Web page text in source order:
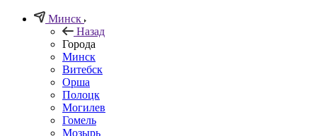
Минск
Назад
Города
Минск
Витебск
Орша
Полоцк
Могилев
Гомель
Мозырь